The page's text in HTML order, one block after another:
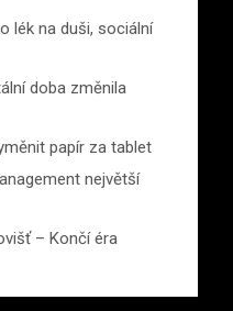
lék na duši, sociální
doba změnila
papír za tablet
největší
– Končí éra